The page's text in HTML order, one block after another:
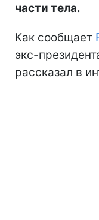
части тела.
Как сообщает
экс-
рассказал в